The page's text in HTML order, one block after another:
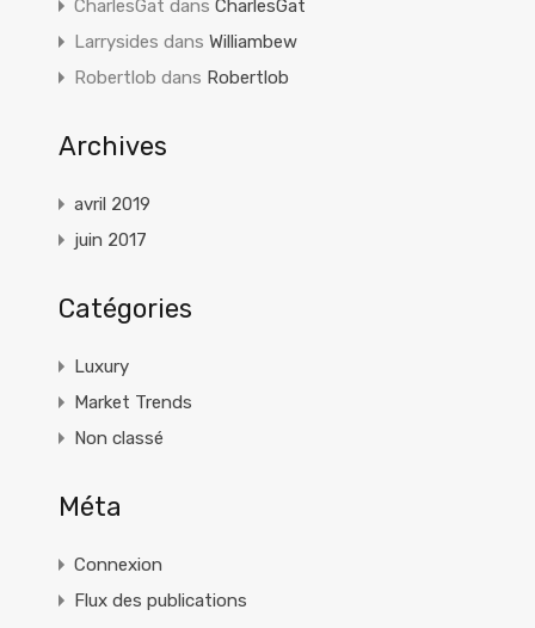
CharlesGat dans CharlesGat
Larrysides dans Williambew
Robertlob dans Robertlob
Archives
avril 2019
juin 2017
Catégories
Luxury
Market Trends
Non classé
Méta
Connexion
Flux des publications